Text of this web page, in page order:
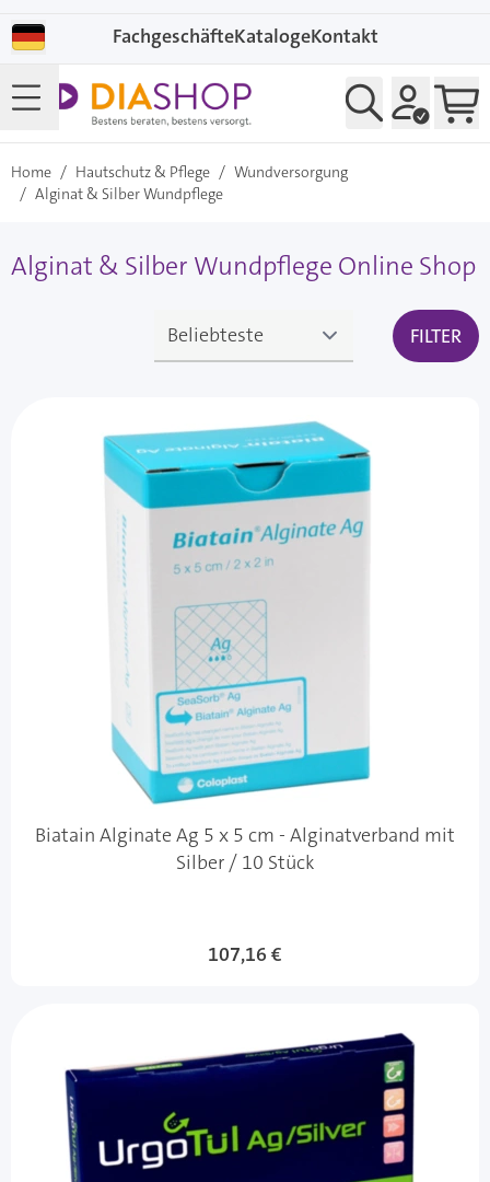
FachgeschäfteKatalogeKontakt
Home / Hautschutz & Pflege / Wundversorgung
/ Alginat & Silber Wundpflege
Alginat & Silber Wundpflege Online Shop
FILTER
Biatain Alginate Ag 5 x 5 cm - Alginatverband mit
Silber / 10 Stück
107,16 €